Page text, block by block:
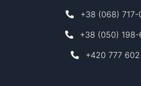
+38 (068)
+38 (050)
+420 777